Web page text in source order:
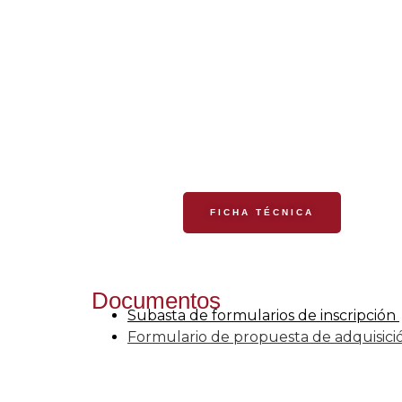
FICHA TÉCNICA
Documentos
Subasta de formularios de inscripción
Formulario de propuesta de